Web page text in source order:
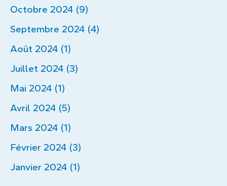
Octobre 2024 (9)
Septembre 2024 (4)
Août 2024 (1)
Juillet 2024 (3)
Mai 2024 (1)
Avril 2024 (5)
Mars 2024 (1)
Février 2024 (3)
Janvier 2024 (1)